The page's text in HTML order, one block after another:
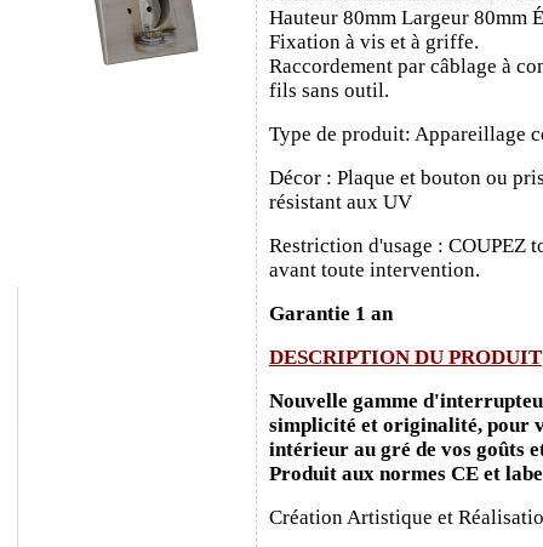
Hauteur 80mm Largeur 80mm
Fixation à vis et à griffe.
Raccordement par câblage à
fils sans outil.
Type de produit: Appareillage
Décor : Plaque et bouton ou
résistant aux UV
Restriction d'usage : COUPEZ
avant toute intervention.
Garantie 1 an
DESCRIPTION DU PRODUIT
Nouvelle gamme
simplicité et originalité, pour
intérieur au gré de vos goûts
Produit aux normes CE et
Création Artistique et